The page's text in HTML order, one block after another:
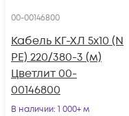
00-00146800
Кабель КГ-ХЛ 5х10 (N
PE) 220/380-3 (м)
Цветлит 00-
00146800
В наличии: 1 000+ м